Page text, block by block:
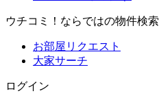
ウチコミ！ならではの物件検索
お部屋リクエスト
大家サーチ
ログイン